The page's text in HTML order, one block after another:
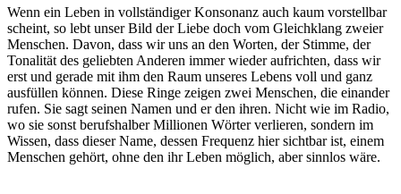
Wenn ein Leben in vollständiger Konsonanz auch kaum vorstellbar
scheint, so lebt unser Bild der Liebe doch vom Gleichklang zweier
Menschen. Davon, dass wir uns an den Worten, der Stimme, der
Tonalität des geliebten Anderen immer wieder aufrichten, dass wir
erst und gerade mit ihm den Raum unseres Lebens voll und ganz
ausfüllen können. Diese Ringe zeigen zwei Menschen, die einander
rufen. Sie sagt seinen Namen und er den ihren. Nicht wie im Radio,
wo sie sonst berufshalber Millionen Wörter verlieren, sondern im
Wissen, dass dieser Name, dessen Frequenz hier sichtbar ist, einem
Menschen gehört, ohne den ihr Leben möglich, aber sinnlos wäre.